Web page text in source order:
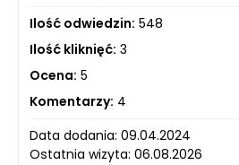
Ilość odwiedzin: 548
Ilość kliknięć: 3
Ocena: 5
Komentarzy: 4
Data dodania: 09.04.2024
Ostatnia wizyta: 06.08.2026